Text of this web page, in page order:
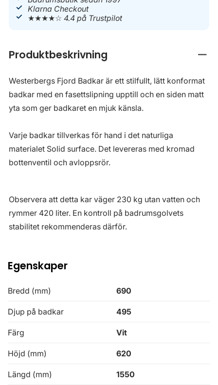
Klarna Checkout
★★★★☆4.4 på Trustpilot
Produktbeskrivning
Westerbergs Fjord Badkar är ett stilfullt, lätt konformat
badkar med en fasettslipning upptill och en siden matt
yta som ger badkaret en mjuk känsla.
Varje badkar tillverkas för hand i det naturliga
materialet Solid surface. Det levereras med kromad
bottenventil och avloppsrör.
Observera att detta kar väger 230 kg utan vatten och
rymmer 420 liter. En kontroll på badrumsgolvets
stabilitet rekommenderas därför.
Egenskaper
Bredd (mm) 690
Djup på badkar 495
Färg Vit
Höjd (mm) 620
Längd (mm) 1550